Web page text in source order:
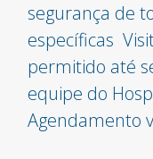
segurança de
específicas
permitido até
equipe do
Agendamento